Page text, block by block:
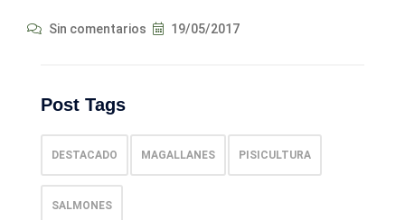
Sin comentarios 19/05/2017
Post Tags
DESTACADO MAGALLANES PISICULTURA
SALMONES